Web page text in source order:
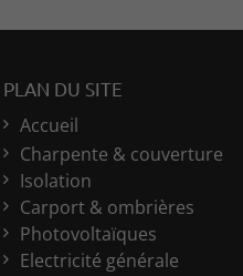
PLAN DU SITE
Accueil
Charpente & couverture
Isolation
Carport & ombrières
Photovoltaïques
Electricité générale